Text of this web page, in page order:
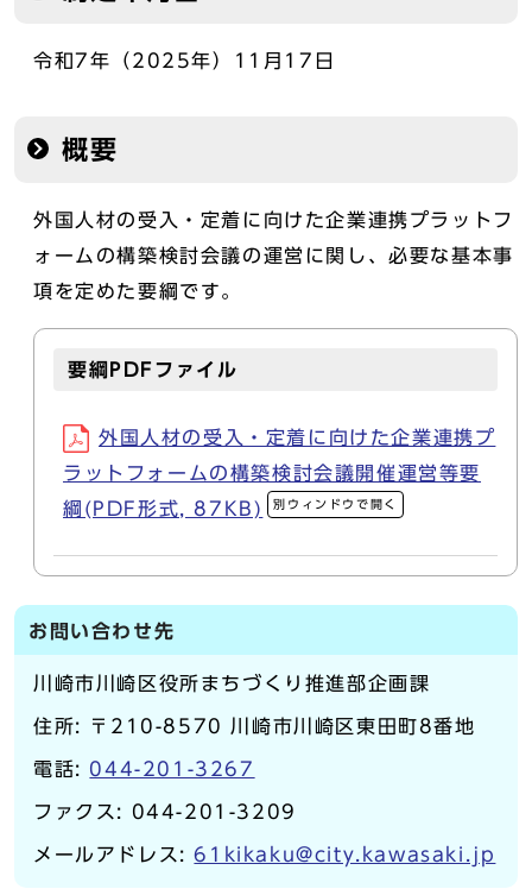
令和7年（2025年）11月17日
概要
外国人材の受入・定着に向けた企業連携プラットフ
ォームの構築検討会議の運営に関し、必要な基本事
項を定めた要綱です。
要綱PDFファイル
外国人材の受入・定着に向けた企業連携プ
ラットフォームの構築検討会議開催運営等要
綱(PDF形式, 87KB)
別ウィンドウで開く
お問い合わせ先
川崎市川崎区役所まちづくり推進部企画課
住所: 〒210-8570 川崎市川崎区東田町8番地
電話: 044-201-3267
ファクス: 044-201-3209
メールアドレス:61kikaku@city.kawasaki.jp